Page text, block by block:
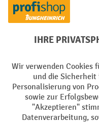
Rücknahme-Services
Elektrogeräte Rückname
Batterie Rückname